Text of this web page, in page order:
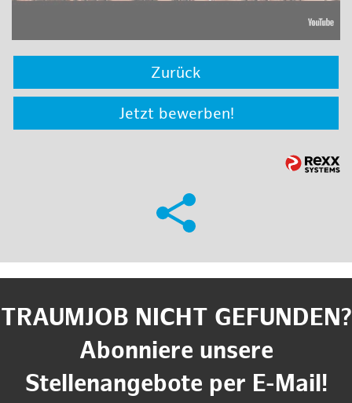
Zurück
Jetzt bewerben!
TRAUMJOB NICHT GEFUNDEN?
Abonniere unsere
Stellenangebote per E-Mail!